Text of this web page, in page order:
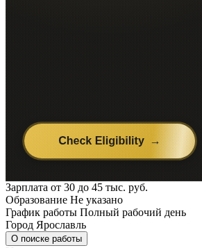
Зарплата от 30 до 45 тыс. руб.
Образование Не указано
График работы Полный рабочий день
Город Ярославль
О поиске работы